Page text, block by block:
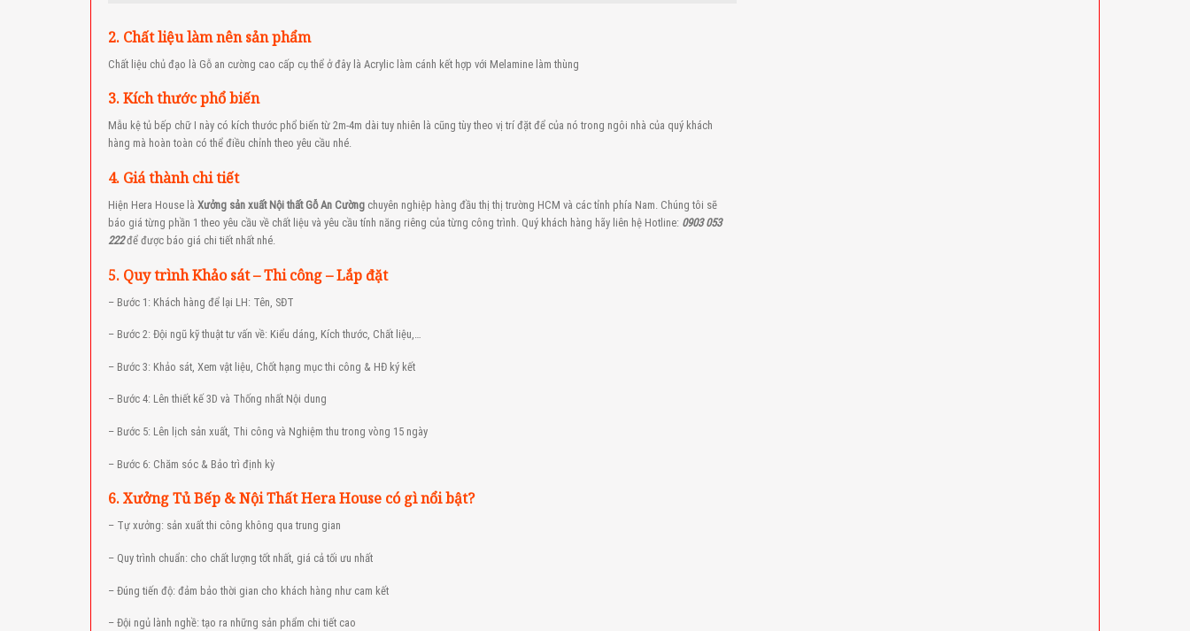
2. Chất liệu làm nên sản phẩm
Chất liệu chủ đạo là Gỗ an cường cao cấp cụ thể ở đây là Acrylic làm cánh kết hợp với Melamine làm thùng
3. Kích thước phổ biến
Mẫu kệ tủ bếp chữ I này có kích thước phổ biến từ 2m-4m dài tuy nhiên là cũng tùy theo vị trí đặt để của nó trong ngôi nhà của quý khách
hàng mà hoàn toàn có thể điều chỉnh theo yêu cầu nhé.
4. Giá thành chi tiết
Hiện Hera House là Xưởng sản xuất Nội thất Gỗ An Cường chuyên nghiệp hàng đầu thị thị trường HCM và các tỉnh phía Nam. Chúng tôi sẽ
báo giá từng phần 1 theo yêu cầu về chất liệu và yêu cầu tính năng riêng của từng công trình. Quý khách hàng hãy liên hệ Hotline: 0903 053
222để được báo giá chi tiết nhất nhé.
5. Quy trình Khảo sát – Thi công – Lắp đặt
– Bước 1: Khách hàng để lại LH: Tên, SĐT
– Bước 2: Đội ngũ kỹ thuật tư vấn về: Kiểu dáng, Kích thước, Chất liệu,…
– Bước 3: Khảo sát, Xem vật liệu, Chốt hạng mục thi công & HĐ ký kết
– Bước 4: Lên thiết kế 3D và Thống nhất Nội dung
– Bước 5: Lên lịch sản xuất, Thi công và Nghiệm thu trong vòng 15 ngày
– Bước 6: Chăm sóc & Bảo trì định kỳ
6. Xưởng Tủ Bếp & Nội Thất Hera House có gì nổi bật?
– Tự xưởng: sản xuất thi công không qua trung gian
– Quy trình chuẩn: cho chất lượng tốt nhất, giá cả tối ưu nhất
– Đúng tiến độ: đảm bảo thời gian cho khách hàng như cam kết
– Đội ngủ lành nghề: tạo ra những sản phẩm chi tiết cao